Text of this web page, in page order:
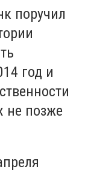
поручил
год и
не позже